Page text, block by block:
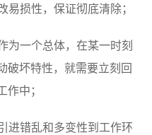
易损性，保证彻底清除；
为一个总体，在某一时刻
破坏特性，就需要立刻回
作中；
进错乱和多变性到工作环